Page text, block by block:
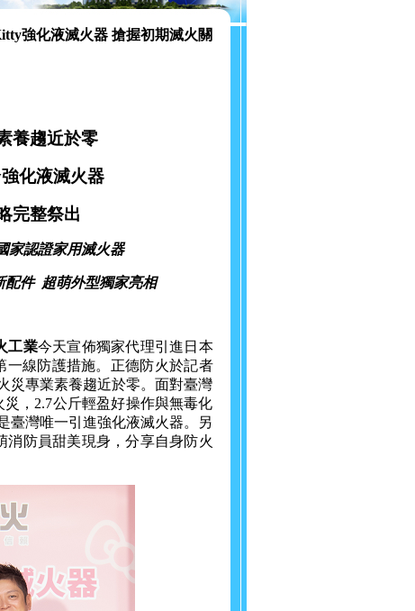
強化液滅火器 搶握初期滅火關
養趨近於零
化液滅火器
完整祭出
家認證家用滅火器
配件 超萌外型獨家亮相
工業今天宣佈獨家代理引進日本
一線防護措施。正德防火於記者
災專業素養趨近於零。面對臺灣
，2.7公斤輕盈好操作與無毒化
臺灣唯一引進強化液滅火器。另
消防員甜美現身，分享自身防火